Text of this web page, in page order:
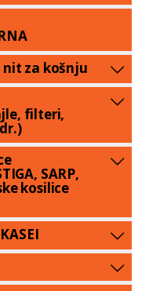
nit za košnju
filteri,
SARP,
kosilice